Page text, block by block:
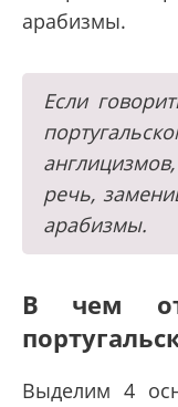
арабизмы.
Если
речь,
арабизмы.
В чем
Выделим 4